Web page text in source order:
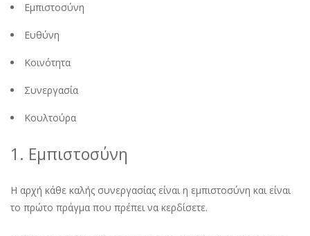
Εμπιστοσύνη
Ευθύνη
Κοινότητα
Συνεργασία
Κουλτούρα
1. Εμπιστοσύνη
Η αρχή κάθε καλής συνεργασίας είναι η εμπιστοσύνη και είναι
το πρώτο πράγμα που πρέπει να κερδίσετε.